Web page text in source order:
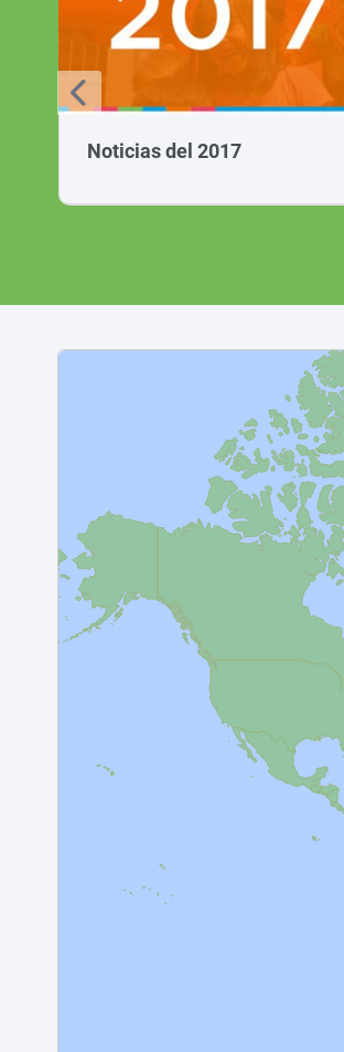
Noticias del 2017